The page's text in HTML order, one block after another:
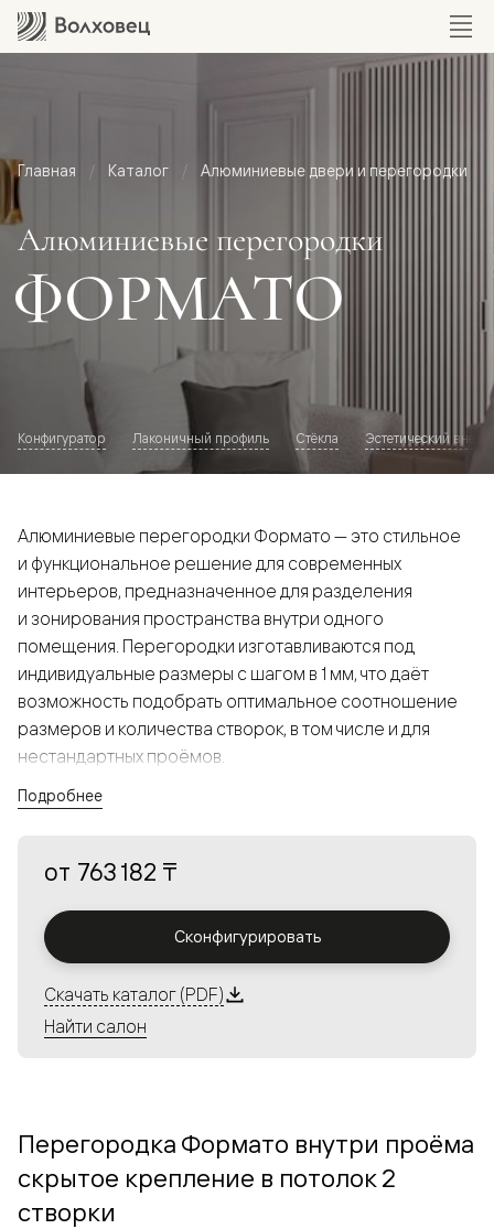
Главная Каталог Алюминиевые двери и перегородки
Алюминиевые перегородки
ФОРМАТО
Конфигуратор Лаконичный профиль Стёкла Эстетический
Алюминиевые перегородки Формато — это стильное
и функциональное решение для современных
интерьеров, предназначенное для разделения
и зонирования пространства внутри одного
помещения. Перегородки изготавливаются под
индивидуальные размеры с шагом в 1 мм, что даёт
возможность подобрать оптимальное соотношение
размеров и количества створок, в том числе и для
нестандартных проёмов.
а большой выбор вставок из стекла с различными
решения в интерьере и варьировать освещённость.
Алюминиевые перегородки имеют единый профиль
с алюминиевыми дверьми и легко сочетаются в одном
алюминиевых перегородок и дверей координируется
со стеновыми панелями Волховец.
Подробнее
от 763 182 ₸
Сконфигурировать
Скачать каталог (PDF)
Найти салон
Перегородка Формато внутри проёма
скрытое крепление в потолок 2
створки